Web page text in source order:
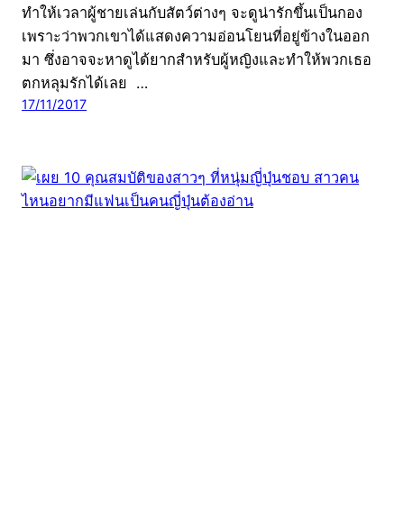
ทำให้เวลาผู้ชายเล่นกับสัตว์ต่างๆ จะดูน่ารักขึ้นเป็นกอง
เพราะว่าพวกเขาได้แสดงความอ่อนโยนที่อยู่ข้างในออก
มา ซึ่งอาจจะหาดูได้ยากสำหรับผู้หญิงและทำให้พวกเธอ
ตกหลุมรักได้เลย …
17/11/2017